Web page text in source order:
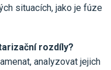
situacích, jako je fúze
rozdíly?
analyzovat jejich